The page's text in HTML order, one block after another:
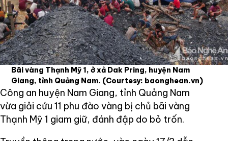
Bãi vàng Thạnh Mỹ 1, ở xả Dak Pring, huyện Nam
Giang, tỉnh Quảng Nam. (Courtesy: baonghean.vn)
Công an huyện Nam Giang, tỉnh Quảng Nam
vừa giải cứu 11 phu đào vàng bị chủ bãi vàng
Thạnh Mỹ 1 giam giữ, đánh đập do bỏ trốn.